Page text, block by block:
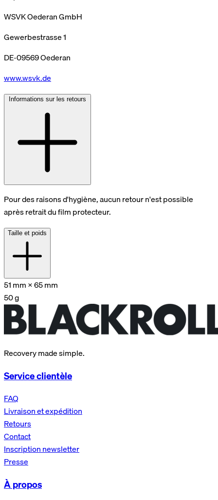
WSVK Oederan GmbH
Gewerbestrasse 1
DE-09569 Oederan
www.wsvk.de
Pour des raisons d'hygiène, aucun retour n'est possible
après retrait du film protecteur.
Taille et poids
51 mm × 65 mm
50 g
Recovery made simple.
Service clientèle
FAQ
Livraison et expédition
Retours
Contact
Inscription newsletter
Presse
À propos